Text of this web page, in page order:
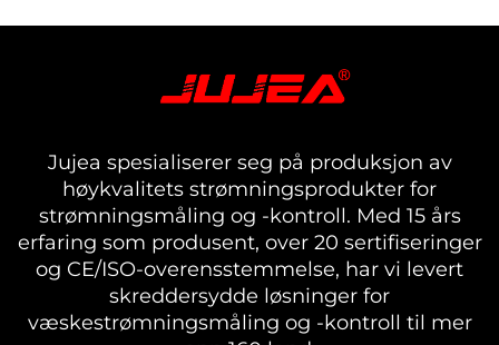
Jujea spesialiserer seg på produksjon av
høykvalitets strømningsprodukter for
strømningsmåling og -kontroll. Med 15 års
erfaring som produsent, over 20 sertifiseringer
og CE/ISO-overensstemmelse, har vi levert
skreddersydde løsninger for
væskestrømningsmåling og -kontroll til mer